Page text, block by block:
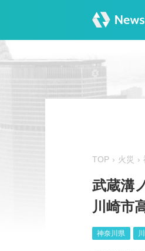
TOP 火災
武蔵溝
川崎市
神奈川県